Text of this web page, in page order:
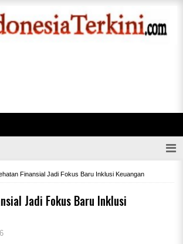
Finansial Jadi Fokus Baru Inklusi Keuangan
Jadi Fokus Baru Inklusi